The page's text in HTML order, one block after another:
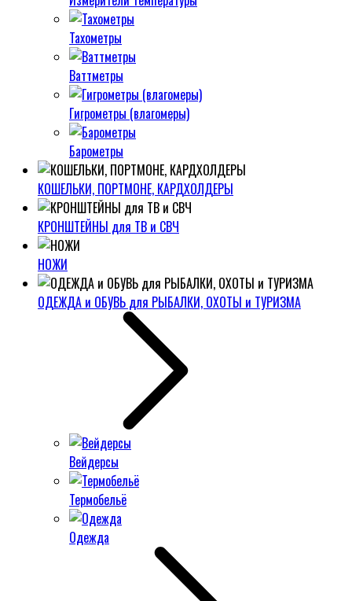
Тахометры
Ваттметры
Гигрометры (влагомеры)
Барометры
КОШЕЛЬКИ, ПОРТМОНЕ, КАРДХОЛДЕРЫ
КРОНШТЕЙНЫ для ТВ и СВЧ
НОЖИ
ОДЕЖДА и ОБУВЬ для РЫБАЛКИ, ОХОТЫ и ТУРИЗМА
Вейдерсы
Термобельё
Одежда